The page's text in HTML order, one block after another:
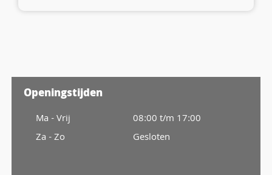
Openingstijden
Ma - Vrij
Za - Zo
08:00 t/m 17:00
Gesloten